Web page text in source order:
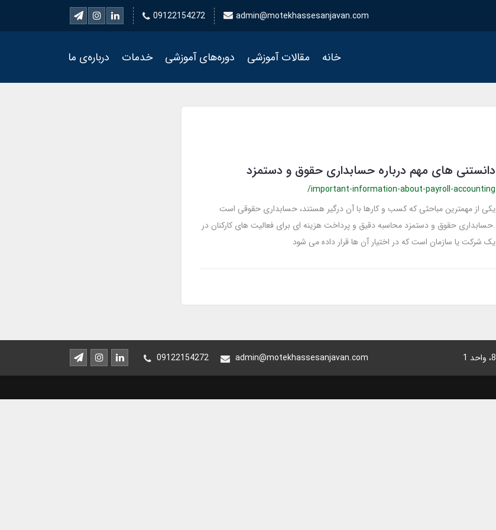
09122154272 admin@motekhassesanjavan.com
خانه مقالات آموزشی دوره‌های آموزشی خدمات درباره‌ی ما
دانستنی های مهم درباره حسابداری حقوق و دستمزد
/important-information-about-payroll-accounting
یکی از مهمترین مباحثی که کسب و کارها با آن درگیر هستند، حسابداری حقوقی است
.حسابداری حقوق و دستمزد محاسبه دقیق و پرداخت هزینه ای برای فعالیت های کارکنان در
یک شرکت یا سازمان است که در اختیار آن ها قرار داده می شود
09122154272 admin@motekhassesanjavan.com